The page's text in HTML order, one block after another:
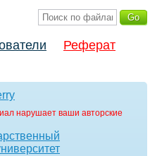
Реферат
нарушает ваши авторские